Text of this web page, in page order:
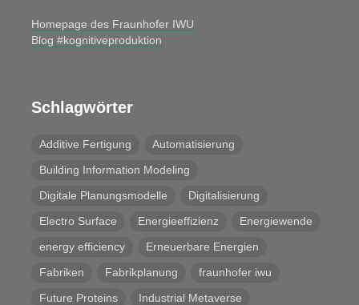
Homepage des Fraunhofer IWU
Blog #kognitiveproduktion
Schlagwörter
Additive Fertigung
Automatisierung
Building Information Modeling
Digitale Planungsmodelle
Digitalisierung
Electro Surface
Energieeffizienz
Energiewende
energy efficiency
Erneuerbare Energien
Fabriken
Fabrikplanung
fraunhofer iwu
Future Proteins
Industrial Metaverse